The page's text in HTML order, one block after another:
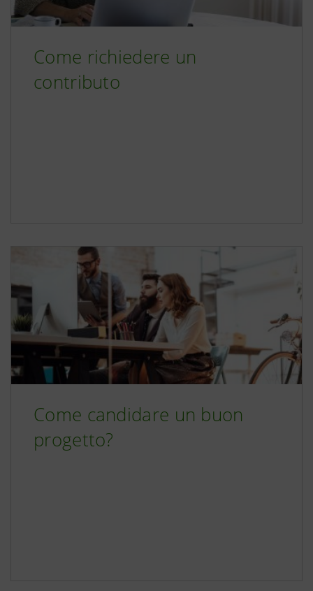
Come richiedere un
contributo
Come candidare un buon
progetto?